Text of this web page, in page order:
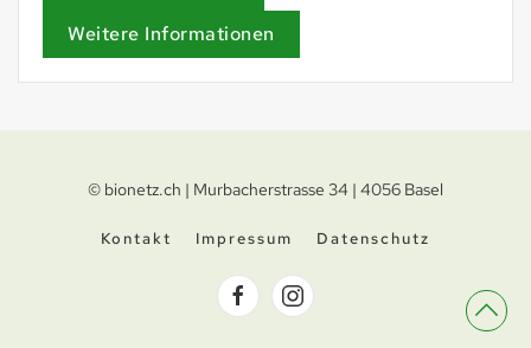
Weitere Informationen
© bionetz.ch | Murbacherstrasse 34 | 4056 Basel
Kontakt Impressum Datenschutz